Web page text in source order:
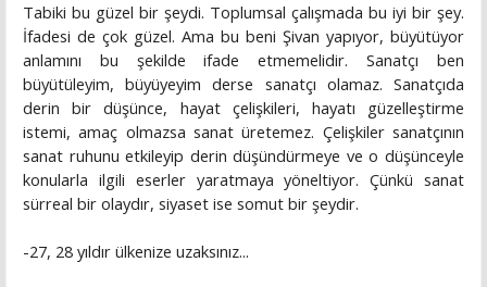
Tabiki bu güzel bir şeydi. Toplumsal çalışmada bu iyi bir şey.
İfadesi de çok güzel. Ama bu beni Şivan yapıyor, büyütüyor
anlamını bu şekilde ifade etmemelidir. Sanatçı ben
büyütüleyim, büyüyeyim derse sanatçı olamaz. Sanatçıda
derin bir düşünce, hayat çelişkileri, hayatı güzelleştirme
istemi, amaç olmazsa sanat üretemez. Çelişkiler sanatçının
sanat ruhunu etkileyip derin düşündürmeye ve o düşünceyle
konularla ilgili eserler yaratmaya yöneltiyor. Çünkü sanat
sürreal bir olaydır, siyaset ise somut bir şeydir.
-27, 28 yıldır ülkenize uzaksınız...